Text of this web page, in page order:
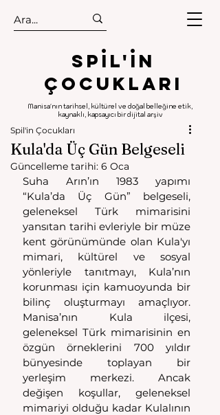
.
.
Spıl'in
Çocukları
Manisa'nın tarihsel, kültürel ve doğal belleğine etik,
kaynaklı, kapsayıcı bir dijital arşiv
Kula'da Üç Gün Belgeseli
Spil'in Çocukları
Güncelleme tarihi: 6 Oca
Suha Arın’ın 1983 yapımı
“Kula’da Üç Gün” belgeseli,
geleneksel Türk mimarisini
yansıtan tarihi evleriyle bir müze
kent görünümünde olan Kula'yı
mimari, kültürel ve sosyal
yönleriyle tanıtmayı, Kula’nın
korunması için kamuoyunda bir
bilinç oluşturmayı amaçlıyor.
Manisa’nın Kula ilçesi,
geleneksel Türk mimarisinin en
özgün örneklerini 700 yıldır
bünyesinde toplayan bir
yerleşim merkezi. Ancak
değişen koşullar, geleneksel
mimariyi olduğu kadar Kulalının